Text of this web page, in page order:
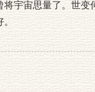
将宇宙思量了。世变
。